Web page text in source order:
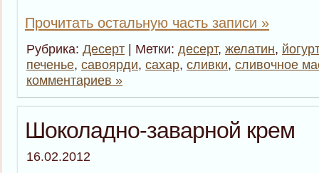
Прочитать остальную часть записи »
Рубрика: Десерт | Метки: десерт, желатин, йогурт
печенье, савоярди, сахар, сливки, сливочное
комментариев »
Шоколадно-заварной крем
16.02.2012